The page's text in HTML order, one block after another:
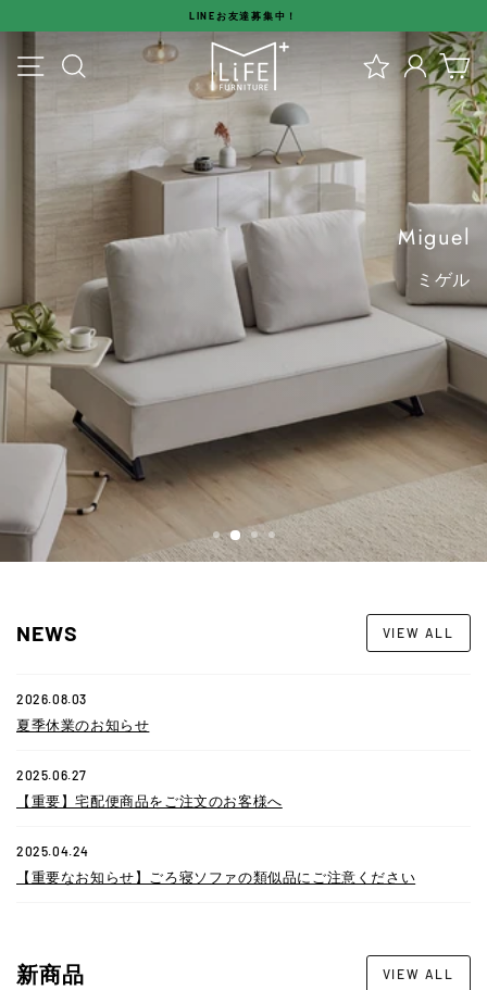
キ
ス
ラ
イ
ョ
停
る
LINEお友達募集中！
メニュー
【公
式】
エ
ム
ラ
イ
フ
フ
ァ
ニ
チ
ャ
ー
オ
ン
ログイ
Miguel
ミゲル
VIEW MORE
NEWS VIEW ALL
2026.08.03
夏季休業のお知らせ
2025.06.27
【重要】宅配便商品をご注文のお客様へ
2025.04.24
【重要なお知らせ】ごろ寝ソファの類似品にご注意ください
新商品 VIEW ALL